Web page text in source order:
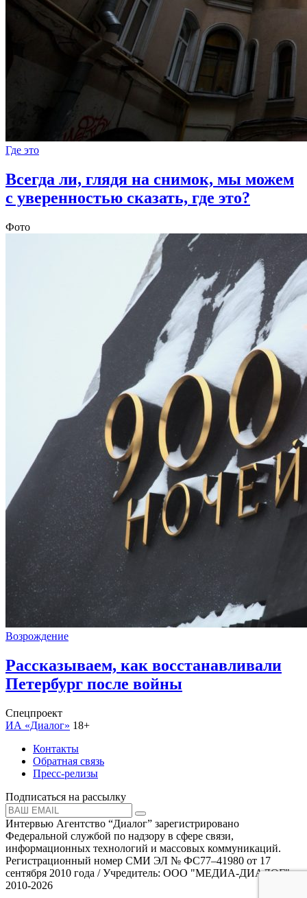
Где это
Всегда ли, глядя на снимок, мы можем
с уверенностью сказать, где это?
Фото
Возрождение
Рассказываем, как восстанавливали
Петербург после войны
Спецпроект
ИА «Диалог» 18+
Контакты
Обратная связь
Пресс-релизы
Подписаться на рассылку
Интервью Агентство “Диалог” зарегистрировано
Федеральной службой по надзору в сфере связи,
информационных технологий и массовых коммуникаций.
Регистрационный номер СМИ ЭЛ № ФС77–41980 от 17
сентября 2010 года / Учредитель: ООО "МЕДИА-ДИАЛОГ"
2010-2026